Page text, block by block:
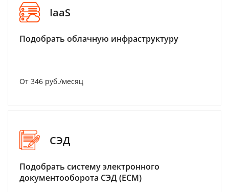
IaaS
Подобрать облачную инфраструктуру
От 346 руб./месяц
СЭД
Подобрать систему электронного
документооборота СЭД (ECM)